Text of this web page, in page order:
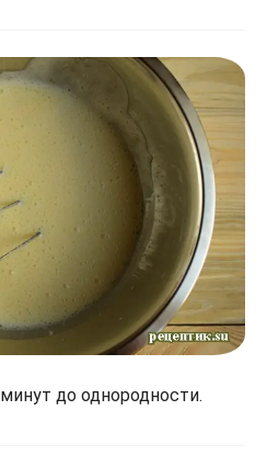
до однородности.